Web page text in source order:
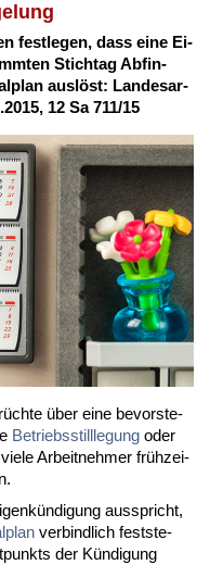
fest­le­gen, dass ei­ne Ei­
Stich­tag Ab­fin­
aus­löst: Lan­des­ar­
12 Sa 711/15
über ei­ne be­vor­ste­
Be­triebs­still­le­gung oder
Ar­beit­neh­mer früh­zei­
aus­spricht,
ver­bind­lich fest­ste­
der Kün­di­gung